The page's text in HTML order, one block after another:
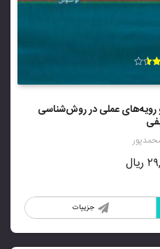
عملی در روش‌شناسی
ریال
جزییات